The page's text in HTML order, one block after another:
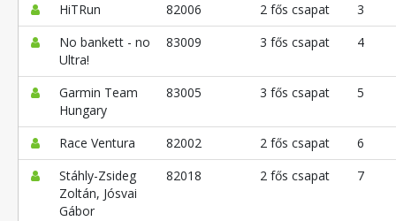
HiTRun
82006 2 fős csapat
3
No bankett - no
Ultra!
83009 3 fős csapat 4
Garmin Team
Hungary
83005 3 fős csapat 5
Race Ventura 82002 2 fős csapat
6
Stáhly-Zsideg
Zoltán, Jósvai
Gábor
82018 2 fős csapat 7